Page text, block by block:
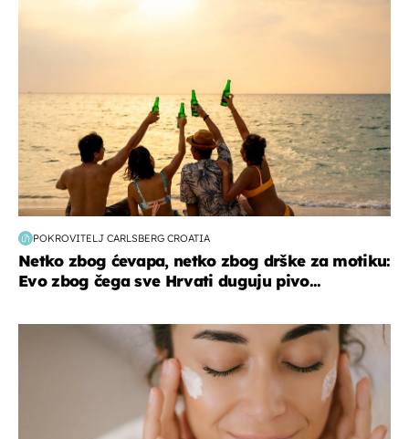
POKROVITELJ CARLSBERG CROATIA
Netko zbog ćevapa, netko zbog drške za motiku:
Evo zbog čega sve Hrvati duguju pivo...
moda & ljepota